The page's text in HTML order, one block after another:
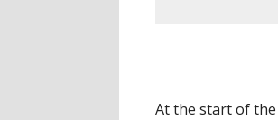
At the start of